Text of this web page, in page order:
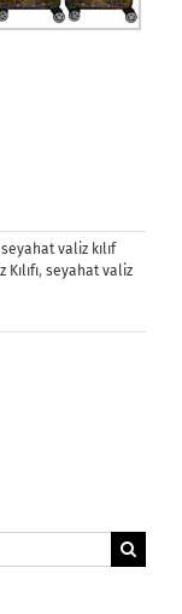
seyahat valiz kılıf
, seyahat valiz